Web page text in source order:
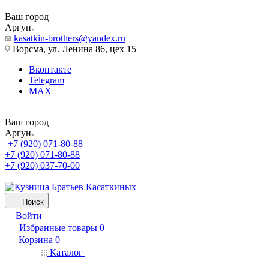
Ваш город
Аргун
kasatkin-brothers@yandex.ru
Ворсма, ул. Ленина 86, цех 15
Вконтакте
Telegram
MAX
Ваш город
Аргун
+7 (920) 071-80-88
+7 (920) 071-80-88
+7 (920) 037-70-00
Поиск
Войти
Избранные товары 0
Корзина 0
Каталог